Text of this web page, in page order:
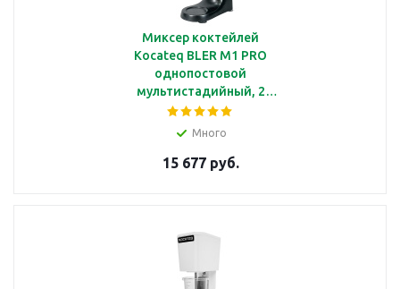
Миксер коктейлей
Kocateq BLER M1 PRO
однопостовой
мультистадийный, 2
стакана по 1 л, 3
насадки
Много
15 677 руб.